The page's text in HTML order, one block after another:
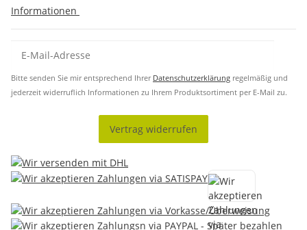
Informationen
Bitte senden Sie mir entsprechend Ihrer Datenschutzerklärung regelmäßig und
jederzeit widerruflich Informationen zu Ihrem Produktsortiment per E-Mail zu.
Vertrag widerrufen